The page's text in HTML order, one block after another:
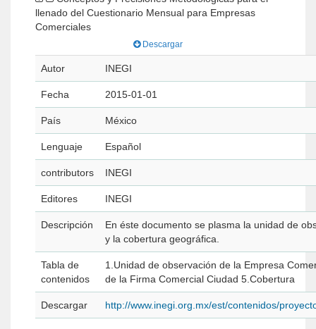
llenado del Cuestionario Mensual para Empresas
Comerciales
Descargar
Autor INEGI
Fecha 2015-01-01
País México
Lenguaje Español
contributors INEGI
Editores INEGI
Descripción
En éste documento se plasma la unidad de
y la cobertura geográfica.
Tabla de
contenidos
1.Unidad de observación de la Empresa Comercial 2.Precisiones a la unidad de observación 3.Variables
de la Firma Comercial Ciudad 5.Cobertura
Descargar http://www.inegi.org.mx/est/contenidos/